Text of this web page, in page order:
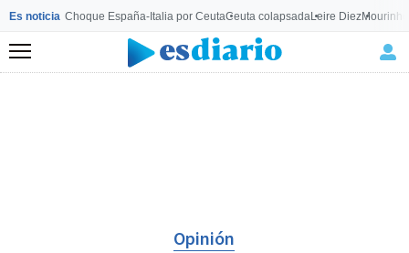
Es noticia Choque España-Italia por CeutaCeuta colapsadaLeire Diez
Menú
Opinión